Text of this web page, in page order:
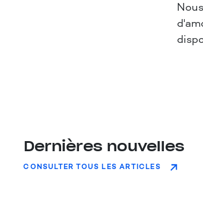
Dernières nouvelles
CONSULTER TOUS LES ARTICLES